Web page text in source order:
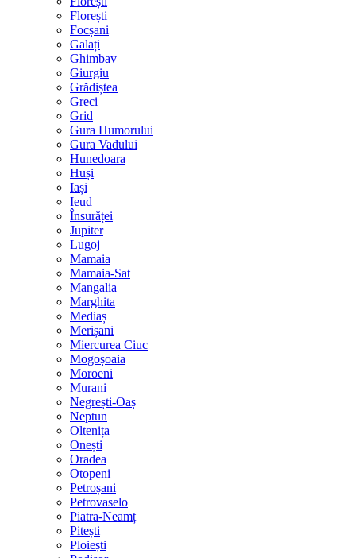
Florești
Focșani
Galați
Ghimbav
Giurgiu
Grădiștea
Greci
Grid
Gura Humorului
Gura Vadului
Hunedoara
Huși
Iași
Ieud
Însurăței
Jupiter
Lugoj
Mamaia
Mamaia-Sat
Mangalia
Marghita
Mediaș
Merișani
Miercurea Ciuc
Mogoșoaia
Moroeni
Murani
Negrești-Oaș
Neptun
Oltenița
Onești
Oradea
Otopeni
Petroșani
Petrovaselo
Piatra-Neamț
Pitești
Ploiești